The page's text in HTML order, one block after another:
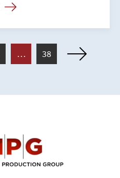
… 38